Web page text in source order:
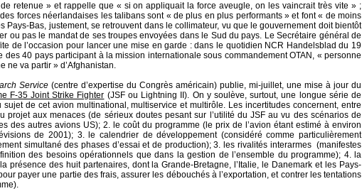
retenue » et rappelle que « si on appliquait la force aveugle, on les vaincrait très vite » ;
forces néerlandaises les talibans sont « de plus en plus performants » et font « de moins
Pays-Bas, justement, se retrouvent dans le collimateur, vu que le gouvernement doit bientôt
ou pas le mandat de ses troupes envoyées dans le Sud du pays. Le Secrétaire général de
de l’occasion pour lancer une mise en garde : dans le quotidien NCR Handelsblad du 19
des 40 pays participant à la mission internationale sous commandement OTAN, « personne
ne va partir » d’Afghanistan.
Service (centre d’expertise du Congrès américain) publie, mi-juillet, une mise à jour du
F-35 Joint Strike Fighter (JSF ou Lightning II). On y soulève, surtout, une longue série de
sujet de cet avion multinational, multiservice et multirôle. Les incertitudes concernent, entre
projet aux menaces (de sérieux doutes pesant sur l’utilité du JSF au vu des scénarios de
des autres avions US); 2. le coût du programme (le prix de l’avion étant estimé à environ
de 2001); 3. le calendrier de développement (considéré comme particulièrement
simultané des phases d’essai et de production); 3. les rivalités interarmes (manifestes
des besoins opérationnels que dans la gestion de l’ensemble du programme); 4. la
présence des huit partenaires, dont la Grande-Bretagne, l’Italie, le Danemark et les Pays-
payer une partie des frais, assurer les débouchés à l’exportation, et contrer les tentations